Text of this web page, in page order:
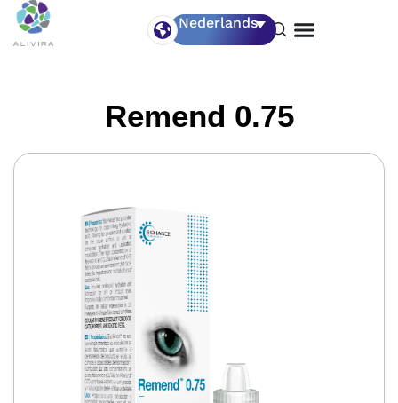
Nederlands
Remend 0.75